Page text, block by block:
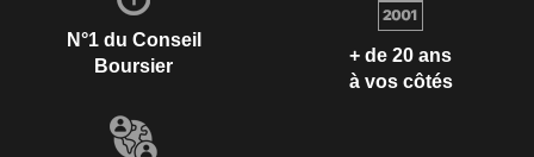
N°1 du Conseil
Boursier
+ de 20 ans
à vos côtés